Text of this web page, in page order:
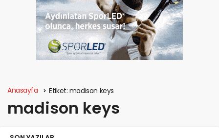
Anasayfa Etiket: madison keys
madison keys